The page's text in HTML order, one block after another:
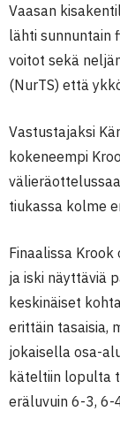
Vaasan
lähti sunnuntain
voitot sekä
(NurTS) että
Vastustajaksi
kokeneempi
tiukassa kolme
Finaalissa
ja iski näyttäviä
keskinäiset
erittäin tasaisia,
jokaisella osa-
käteltiin lopulta
eräluvuin 6-3, 6-